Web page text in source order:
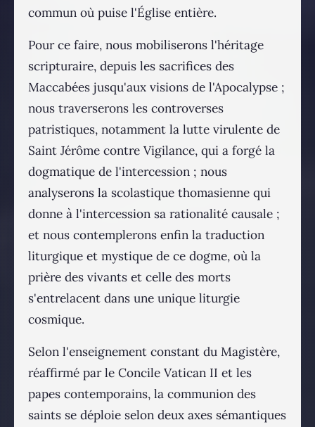
commun où puise l'Église entière.
Pour ce faire, nous mobiliserons l'héritage
scripturaire, depuis les sacrifices des
Maccabées jusqu'aux visions de l'Apocalypse ;
nous traverserons les controverses
patristiques, notamment la lutte virulente de
Saint Jérôme contre Vigilance, qui a forgé la
dogmatique de l'intercession ; nous
analyserons la scolastique thomasienne qui
donne à l'intercession sa rationalité causale ;
et nous contemplerons enfin la traduction
liturgique et mystique de ce dogme, où la
prière des vivants et celle des morts
s'entrelacent dans une unique liturgie
cosmique.
Selon l'enseignement constant du Magistère,
réaffirmé par le Concile Vatican II et les
papes contemporains, la communion des
saints se déploie selon deux axes sémantiques